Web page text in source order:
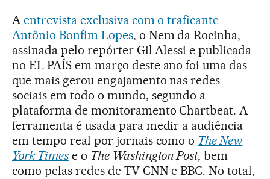
A entrevista exclusiva com o traficante
Antônio Bonfim Lopes, o Nem da Rocinha,
assinada pelo repórter Gil Alessi e publicada
no EL PAÍS em março deste ano foi uma das
que mais gerou engajamento nas redes
sociais em todo o mundo, segundo a
plataforma de monitoramento Chartbeat. A
ferramenta é usada para medir a audiência
em tempo real por jornais como o The New
York Timese o The Washington Post, bem
como pelas redes de TV CNN e BBC. No total,